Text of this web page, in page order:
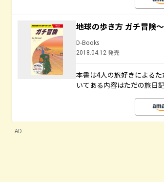
地球の歩き方 ガチ冒険
D-Books
2018.04.12 発売
本書は4人の旅好きによる
いてある内容はただの旅日記
AD